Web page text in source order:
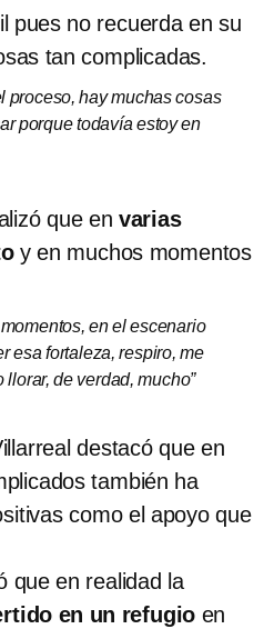
pues no recuerda en su
tan complicadas.
proceso, hay muchas cosas
porque todavía estoy en
que en varias
y en muchos momentos
en el escenario
esa fortaleza, respiro, me
de verdad, mucho”
destacó que en
también ha
como el apoyo que
que en realidad la
en un refugio en